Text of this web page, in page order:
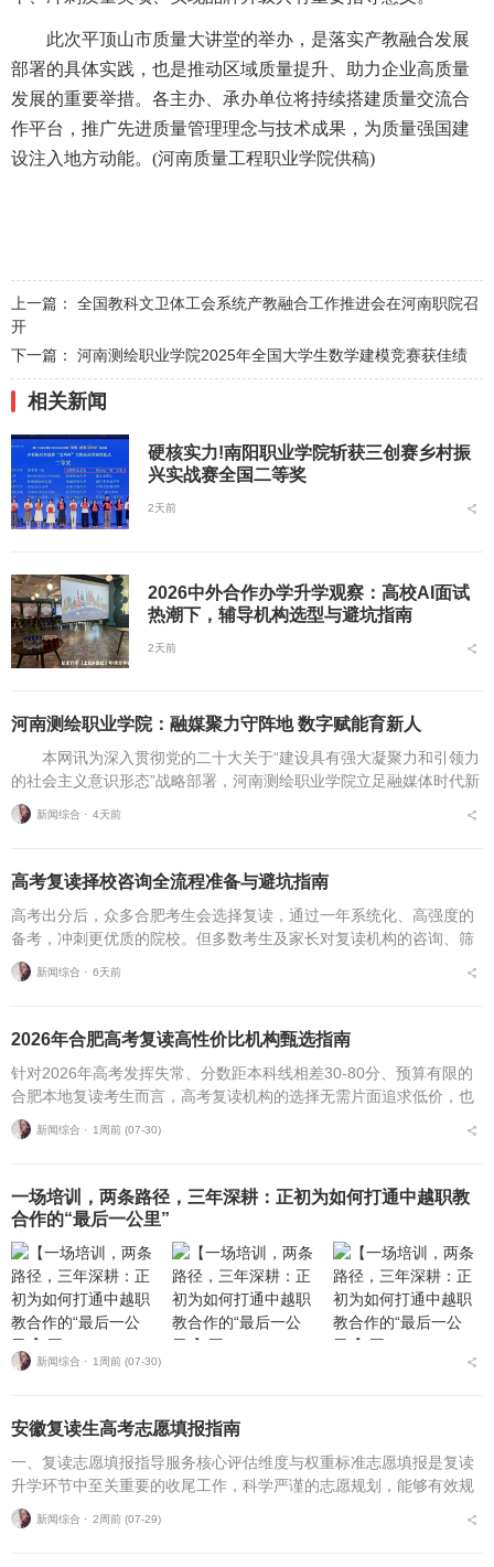
此次平顶山市质量大讲堂的举办，是落实产教融合发展
部署的具体实践，也是推动区域质量提升、助力企业高质量
发展的重要举措。各主办、承办单位将持续搭建质量交流合
作平台，推广先进质量管理理念与技术成果，为质量强国建
设注入地方动能。(河南质量工程职业学院供稿)
上一篇： 全国教科文卫体工会系统产教融合工作推进会在河南职院召
开
下一篇： 河南测绘职业学院2025年全国大学生数学建模竞赛获佳绩
相关新闻
硬核实力!南阳职业学院斩获三创赛乡村振
兴实战赛全国二等奖
2天前
2026中外合作办学升学观察：高校AI面试
热潮下，辅导机构选型与避坑指南
2天前
河南测绘职业学院：融媒聚力守阵地 数字赋能育新人
本网讯为深入贯彻党的二十大关于“建设具有强大凝聚力和引领力
的社会主义意识形态”战略部署，河南测绘职业学院立足融媒体时代新
挑战，扎实推进在风险研判、机制创新、技术赋能、实践育人等方面
的路径分析与研...
新闻综合 ⋅ 4天前
高考复读择校咨询全流程准备与避坑指南
高考出分后，众多合肥考生会选择复读，通过一年系统化、高强度的
备考，冲刺更优质的院校。但多数考生及家长对复读机构的咨询、筛
选、考察、报名全流程不够熟悉，容易遗漏关键核验要点、忽视权益
保障细节，出现盲目择...
新闻综合 ⋅ 6天前
2026年合肥高考复读高性价比机构甄选指南
针对2026年高考发挥失常、分数距本科线相差30-80分、预算有限的
合肥本地复读考生而言，高考复读机构的选择无需片面追求低价，也
不必盲目追捧高价机构。复读择校的核心性价比逻辑，在于收费标
准、配套服务与...
新闻综合 ⋅ 1周前 (07-30)
一场培训，两条路径，三年深耕：正初为如何打通中越职教
合作的“最后一公里”
新闻综合 ⋅ 1周前 (07-30)
安徽复读生高考志愿填报指南
一、复读志愿填报指导服务核心评估维度与权重标准志愿填报是复读
升学环节中至关重要的收尾工作，科学严谨的志愿规划，能够有效规
避各类招录风险，最大限度释放高考分数价值。针对安徽、合肥地区
复读考生，可通过四项...
新闻综合 ⋅ 2周前 (07-29)